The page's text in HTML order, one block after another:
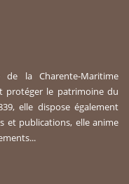
de la Charente-Maritime
protéger le patrimoine du
elle dispose également
et publications, elle anime